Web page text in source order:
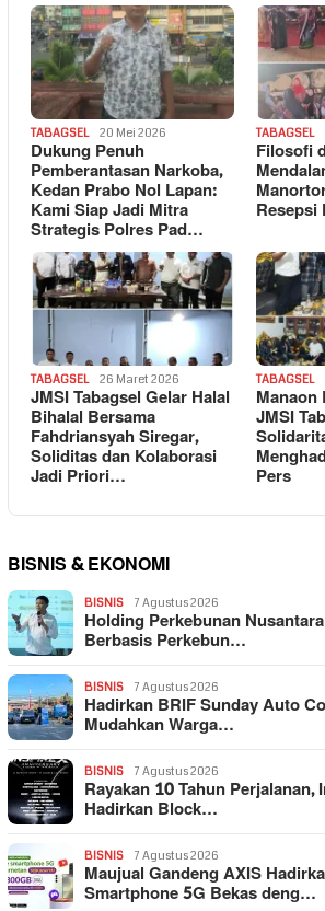
TABAGSEL 20 Mei 2026
Dukung Penuh
Pemberantasan Narkoba,
Kedan Prabo Nol Lapan:
Kami Siap Jadi Mitra
Strategis Polres Pad…
TABAGSEL
Filosofi
Resepsi
TABAGSEL 26 Maret 2026
JMSI Tabagsel Gelar Halal
Bihalal Bersama
Fahdriansyah Siregar,
Soliditas dan Kolaborasi
Jadi Priori…
TABAGSEL
JMSI
Pers
BISNIS & EKONOMI
BISNIS 7 Agustus 2026
Holding Perkebunan
Berbasis Perkebun…
BISNIS 7 Agustus 2026
Hadirkan BRIF Sunday Auto
Mudahkan Warga…
BISNIS 7 Agustus 2026
Rayakan 10 Tahun
Hadirkan Block…
BISNIS 7 Agustus 2026
Maujual Gandeng AXIS
Smartphone 5G Bekas deng…